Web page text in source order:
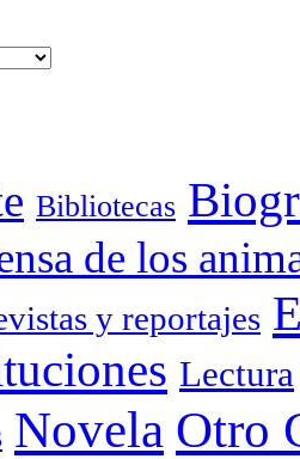
Bibliotecas
de los
y reportajes
Lectura
Novela Otro